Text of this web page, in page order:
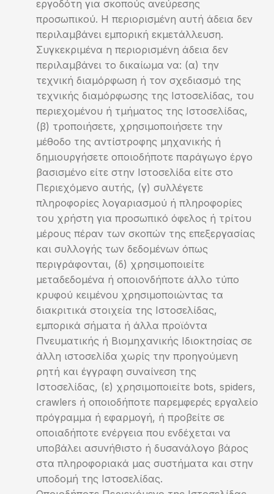
εργοδότη για σκοπούς ανεύρεσης
προσωπικού. Η περιορισμένη αυτή άδεια δεν
περιλαμβάνει εμπορική εκμετάλλευση.
Συγκεκριμένα η περιορισμένη άδεια δεν
περιλαμβάνει το δικαίωμα να: (α) την
τεχνική διαμόρφωση ή τον σχεδιασμό της
τεχνικής διαμόρφωσης της Ιστοσελίδας, του
περιεχομένου ή τμήματος της Ιστοσελίδας,
(β) τροποιήσετε, χρησιμοποιήσετε την
μέθοδο της αντίστροφης μηχανικής ή
δημιουργήσετε οποιοδήποτε παράγωγο έργο
βασισμένο είτε στην Ιστοσελίδα είτε στο
Περιεχόμενο αυτής, (γ) συλλέγετε
πληροφορίες λογαριασμού ή πληροφορίες
του χρήστη για προσωπικό όφελος ή τρίτου
μέρους πέραν των σκοπών της επεξεργασίας
και συλλογής των δεδομένων όπως
περιγράφονται, (δ) χρησιμοποιείτε
μεταδεδομένα ή οποιονδήποτε άλλο τύπο
κρυφού κειμένου χρησιμοποιώντας τα
διακριτικά στοιχεία της Ιστοσελίδας,
εμπορικά σήματα ή άλλα προϊόντα
Πνευματικής ή Βιομηχανικής Ιδιοκτησίας σε
άλλη ιστοσελίδα χωρίς την προηγούμενη
ρητή και έγγραφη συναίνεση της
Ιστοσελίδας, (ε) χρησιμοποιείτε bots, spiders,
crawlers ή οποιοδήποτε παρεμφερές εργαλείο
πρόγραμμα ή εφαρμογή, ή προβείτε σε
οποιαδήποτε ενέργεια που ενδέχεται να
υποβάλει ασυνήθιστο ή δυσανάλογο βάρος
στα πληροφοριακά μας συστήματα και στην
υποδομή της Ιστοσελίδας.